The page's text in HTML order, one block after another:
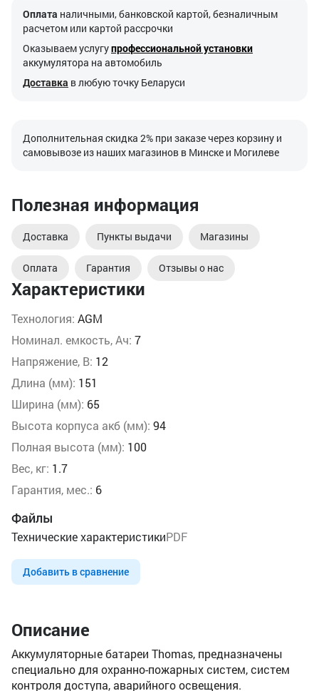
Характеристики
Технология: AGM
Номинал. емкость, Ач: 7
Напряжение, В: 12
Длина (мм): 151
Ширина (мм): 65
Высота корпуса акб (мм): 94
Полная высота (мм): 100
Вес, кг: 1.7
Гарантия, мес.: 6
Файлы
Технические характеристикиPDF
Добавить в сравнение
Оплата наличными, банковской картой, безналичным
расчетом или картой рассрочки
Оказываем услугупрофессиональной установки
аккумулятора на автомобиль
Доставка в любую точку Беларуси
Дополнительная скидка 2% при заказе через корзину и
самовывозе из наших магазинов в Минске и Могилеве
Полезная информация
Доставка Пункты выдачи Магазины
Оплата Гарантия Отзывы о нас
Описание
Аккумуляторные батареи Thomas, предназначены
специально для охранно-пожарных систем, систем
контроля доступа, аварийного освещения.